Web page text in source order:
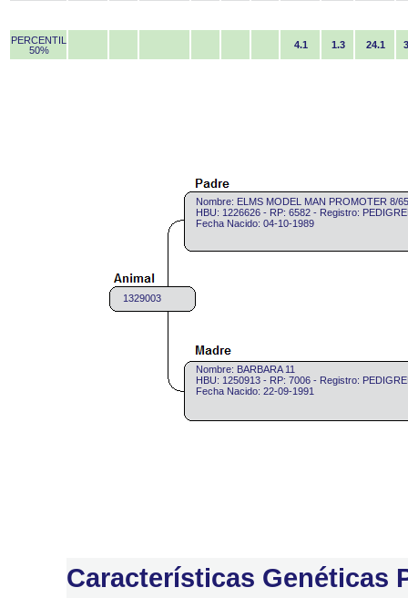
PERCENTIL
50%
4.1 1.3 24.1
1329003
Nombre: ELMS MODEL MAN PROMOTER 8/
HBU: 1226626 - RP: 6582 - Registro:
Fecha Nacido: 04-10-1989
Nombre: BARBARA 11
HBU: 1250913 - RP: 7006 - Registro:
Fecha Nacido: 22-09-1991
Características Genéticas